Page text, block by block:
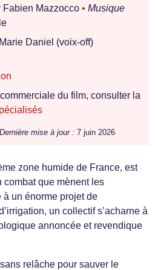
Fabien Mazzocco • Musique
Marie Daniel (voix-off)
du film, consulter la
Dernière mise à jour : 7 juin 2026
zone humide de France, est
combat que mènent les
à un énorme projet de
un collectif s’acharne à
annoncée et revendique
relâche pour sauver le